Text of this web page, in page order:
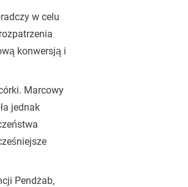
w celu
konwersją i
Marcowy
jednak
Pendżab,